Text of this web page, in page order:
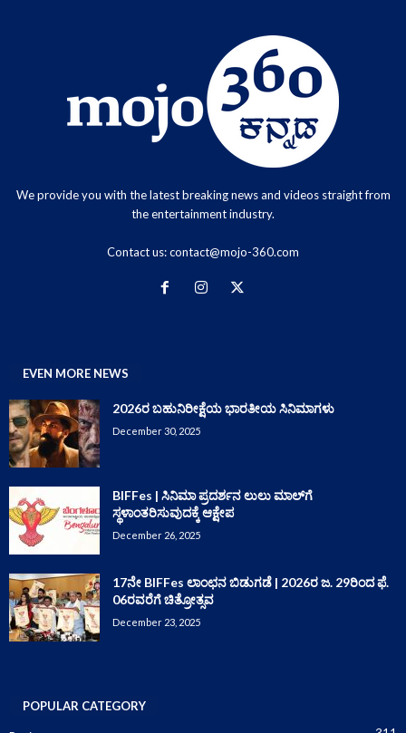
We provide you with the latest breaking news and videos straight from
the entertainment industry.
Contact us:contact@mojo-360.com
EVEN MORE NEWS
2026ರ ಬಹುನಿರೀಕ್ಷೆಯ ಭಾರತೀಯ ಸಿನಿಮಾಗಳು
December 30, 2025
BIFFes | ಸಿನಿಮಾ ಪ್ರದರ್ಶನ ಲುಲು ಮಾಲ್‌ಗೆ
ಸ್ಥಳಾಂತರಿಸುವುದಕ್ಕೆ ಆಕ್ಷೇಪ
December 26, 2025
17ನೇ BIFFes ಲಾಂಛನ ಬಿಡುಗಡೆ | 2026ರ ಜ. 29ರಿಂದ ಫೆ.
06ರವರೆಗೆ ಚಿತ್ರೋತ್ಸವ
December 23, 2025
POPULAR CATEGORY